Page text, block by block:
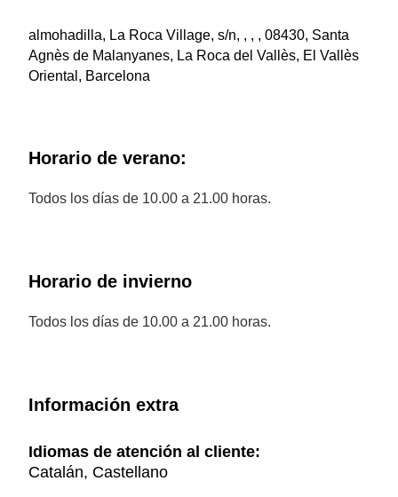
almohadilla, La Roca Village, s/n, , , , 08430, Santa
Agnès de Malanyanes, La Roca del Vallès, El Vallès
Oriental, Barcelona
Horario de verano:
Todos los días de 10.00 a 21.00 horas.
Horario de invierno
Todos los días de 10.00 a 21.00 horas.
Información extra
Idiomas de atención al cliente:
Catalán, Castellano